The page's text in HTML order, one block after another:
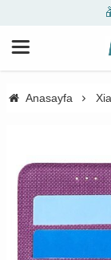
Anasayfa